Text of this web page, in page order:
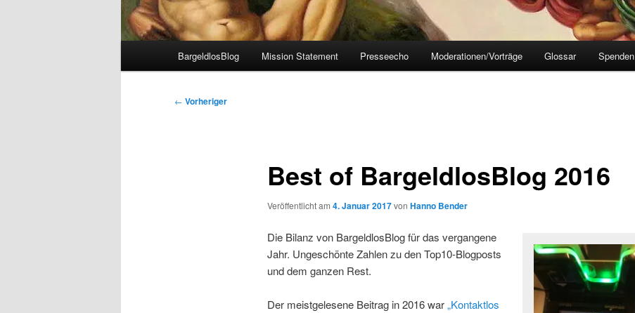
BargeldlosBlog Mission Statement Presseecho Moderationen/Vorträge Glossar Spenden
Beitragsnavigation
← Vorheriger
Best of BargeldlosBlog 2016
Veröffentlicht am 4. Januar 2017von Hanno Bender
Die Bilanz von BargeldlosBlog für das vergangene
Jahr. Ungeschönte Zahlen zu den Top10-Blogposts
und dem ganzen Rest.
Der meistgelesene Beitrag in 2016 war„Kontaktlos